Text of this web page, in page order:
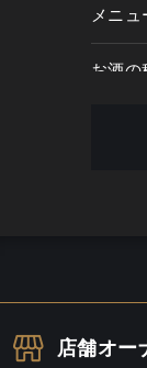
メニュ
お酒の
店舗オー